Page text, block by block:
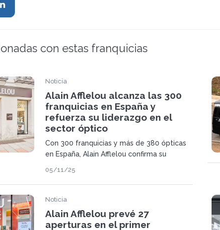
con estas franquicias
Noticia
Alain Afflelou alcanza las 300
franquicias en España y
refuerza su liderazgo en el
sector óptico
Con 300 franquicias y más de 380 ópticas
en España, Alain Afflelou confirma su
05/11/25
Noticia
Alain Afflelou prevé 27
aperturas en el primer